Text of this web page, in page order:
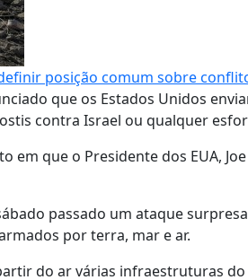
posição comum sobre
que os Estados Unidos
contra Israel ou qualquer
em que o Presidente dos EUA,
passado um ataque
por terra, mar e ar.
do ar várias infraestruturas